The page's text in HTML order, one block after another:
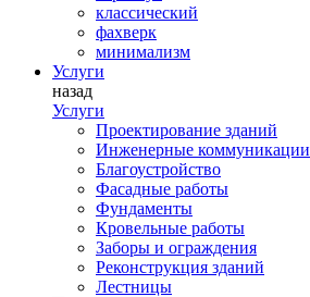
классический
фахверк
минимализм
Услуги
назад
Услуги
Проектирование зданий
Инженерные коммуникации
Благоустройство
Фасадные работы
Фундаменты
Кровельные работы
Заборы и ограждения
Реконструкция зданий
Лестницы